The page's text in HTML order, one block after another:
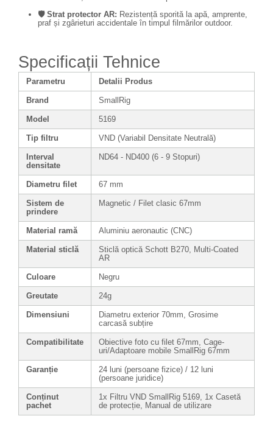
🛡️ Strat protector AR: Rezistență sporită la apă, amprente,
praf și zgârieturi accidentale în timpul filmărilor outdoor.
Specificații Tehnice
Parametru Detalii Produs
Brand SmallRig
Model 5169
Tip filtru VND (Variabil Densitate Neutrală)
Interval
densitate
ND64 - ND400 (6 - 9 Stopuri)
Diametru filet 67 mm
Sistem de
prindere
Magnetic / Filet clasic 67mm
Material ramă Aluminiu aeronautic (CNC)
Material sticlă
Sticlă optică Schott B270, Multi-Coated
AR
Culoare Negru
Greutate 24g
Dimensiuni
Diametru exterior 70mm, Grosime
carcasă subțire
Compatibilitate
Obiective foto cu filet 67mm, Cage-
uri/Adaptoare mobile SmallRig 67mm
Garanție
24 luni (persoane fizice) / 12 luni
(persoane juridice)
Conținut
pachet
1x Filtru VND SmallRig 5169, 1x Casetă
de protecție, Manual de utilizare